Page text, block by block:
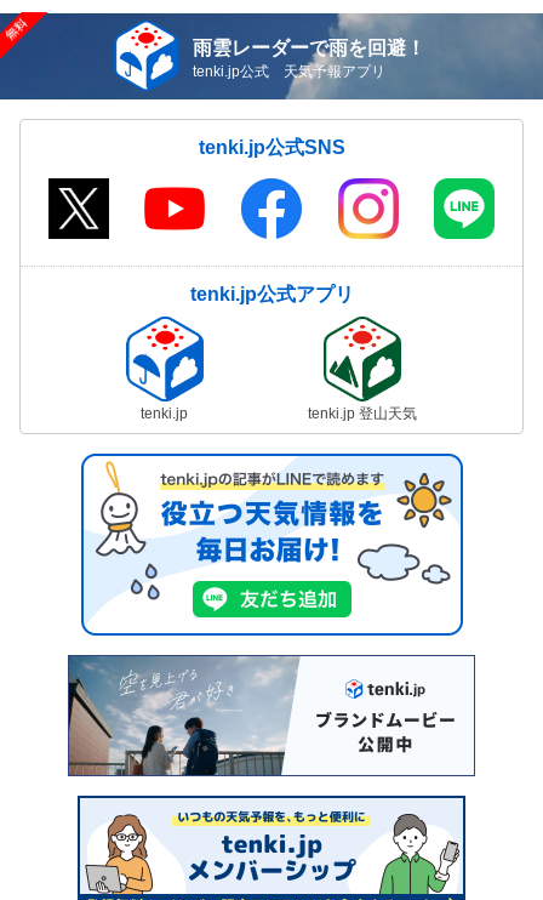
雨雲レーダーで雨を回避！
tenki.jp公式 天気予報アプリ
tenki.jp公式SNS
tenki.jp公式アプリ
tenki.jp tenki.jp 登山天気